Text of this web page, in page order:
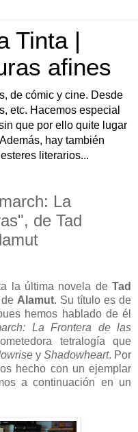
Tinta |
afines
de cómic y cine. Desde
etc. Hacemos especial
que por ello quite lugar
hay también
literarios...
La
de Tad
la última novela de Tad
Alamut. Su título es de
hemos hablado de él
La Frontera de las
tetralogía que
y Shadowheart. Por
hecho con un ejemplar
a continuación en un